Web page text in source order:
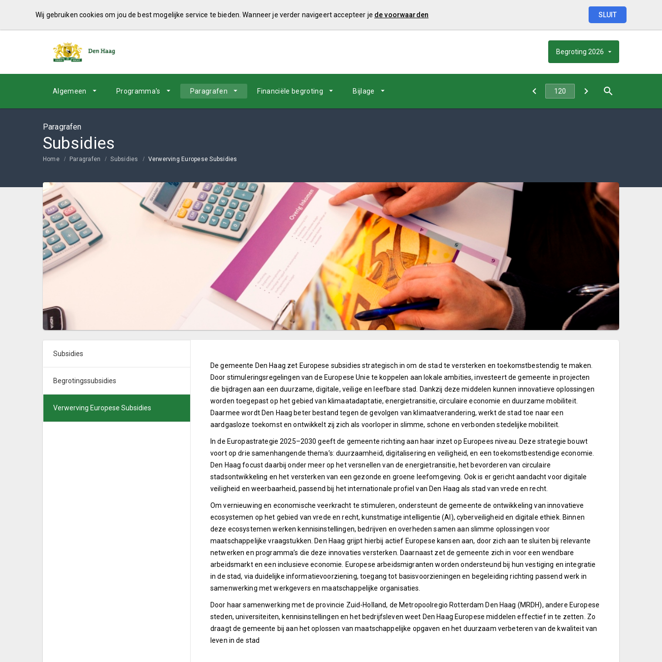
Wij gebruiken cookies om jou de best mogelijke service te bieden. Wanneer je verder navigeert accepteer je de voorwaarden SLUIT
Begroting 2026
Algemeen Programma's Paragrafen Financiële begroting Bijlage
Paragrafen
Subsidies
Home Paragrafen Subsidies Verwerving Europese Subsidies
Subsidies
Begrotingssubsidies
Verwerving Europese Subsidies
De gemeente Den Haag zet Europese subsidies strategisch in om de stad te versterken en toekomstbestendig te maken.
Door stimuleringsregelingen van de Europese Unie te koppelen aan lokale ambities, investeert de gemeente in projecten
die bijdragen aan een duurzame, digitale, veilige en leefbare stad. Dankzij deze middelen kunnen innovatieve oplossingen
worden toegepast op het gebied van klimaatadaptatie, energietransitie, circulaire economie en duurzame mobiliteit.
Daarmee wordt Den Haag beter bestand tegen de gevolgen van klimaatverandering, werkt de stad toe naar een
aardgasloze toekomst en ontwikkelt zij zich als voorloper in slimme, schone en verbonden stedelijke mobiliteit.
In de Europastrategie 2025–2030 geeft de gemeente richting aan haar inzet op Europees niveau. Deze strategie bouwt
voort op drie samenhangende thema’s: duurzaamheid, digitalisering en veiligheid, en een toekomstbestendige economie.
Den Haag focust daarbij onder meer op het versnellen van de energietransitie, het bevorderen van circulaire
stadsontwikkeling en het versterken van een gezonde en groene leefomgeving. Ook is er gericht aandacht voor digitale
veiligheid en weerbaarheid, passend bij het internationale profiel van Den Haag als stad van vrede en recht.
Om vernieuwing en economische veerkracht te stimuleren, ondersteunt de gemeente de ontwikkeling van innovatieve
ecosystemen op het gebied van vrede en recht, kunstmatige intelligentie (AI), cyberveiligheid en digitale ethiek. Binnen
deze ecosystemen werken kennisinstellingen, bedrijven en overheden samen aan slimme oplossingen voor
maatschappelijke vraagstukken. Den Haag grijpt hierbij actief Europese kansen aan, door zich aan te sluiten bij relevante
netwerken en programma’s die deze innovaties versterken. Daarnaast zet de gemeente zich in voor een wendbare
arbeidsmarkt en een inclusieve economie. Europese arbeidsmigranten worden ondersteund bij hun vestiging en integratie
in de stad, via duidelijke informatievoorziening, toegang tot basisvoorzieningen en begeleiding richting passend werk in
samenwerking met werkgevers en maatschappelijke organisaties.
Door haar samenwerking met de provincie Zuid-Holland, de Metropoolregio Rotterdam Den Haag (MRDH), andere Europese
steden, universiteiten, kennisinstellingen en het bedrijfsleven weet Den Haag Europese middelen effectief in te zetten. Zo
draagt de gemeente bij aan het oplossen van maatschappelijke opgaven en het duurzaam verbeteren van de kwaliteit van
leven in de stad